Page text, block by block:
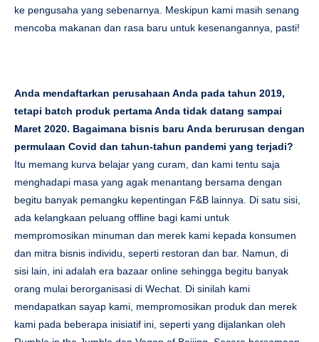
ke pengusaha yang sebenarnya. Meskipun kami masih senang
mencoba makanan dan rasa baru untuk kesenangannya, pasti!
Anda mendaftarkan perusahaan Anda pada tahun 2019,
tetapi batch produk pertama Anda tidak datang sampai
Maret 2020. Bagaimana bisnis baru Anda berurusan dengan
permulaan Covid dan tahun-tahun pandemi yang terjadi?
Itu memang kurva belajar yang curam, dan kami tentu saja
menghadapi masa yang agak menantang bersama dengan
begitu banyak pemangku kepentingan F&B lainnya. Di satu sisi,
ada kelangkaan peluang offline bagi kami untuk
mempromosikan minuman dan merek kami kepada konsumen
dan mitra bisnis individu, seperti restoran dan bar. Namun, di
sisi lain, ini adalah era bazaar online sehingga begitu banyak
orang mulai berorganisasi di Wechat. Di sinilah kami
mendapatkan sayap kami, mempromosikan produk dan merek
kami pada beberapa inisiatif ini, seperti yang dijalankan oleh